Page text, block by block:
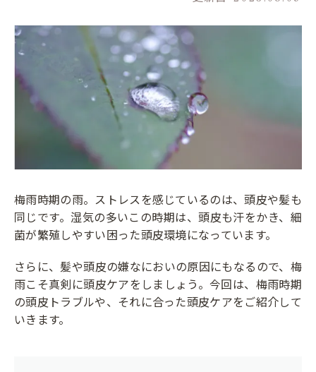
梅雨時期の雨。ストレスを感じているのは、頭皮や髪も
同じです。湿気の多いこの時期は、頭皮も汗をかき、細
菌が繁殖しやすい困った頭皮環境になっています。
さらに、髪や頭皮の嫌なにおいの原因にもなるので、梅
雨こそ真剣に頭皮ケアをしましょう。今回は、梅雨時期
の頭皮トラブルや、それに合った頭皮ケアをご紹介して
いきます。